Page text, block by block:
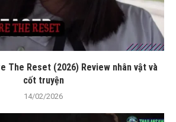
The Reset (2026) Review nhân vật và
cốt truyện
14/02/2026